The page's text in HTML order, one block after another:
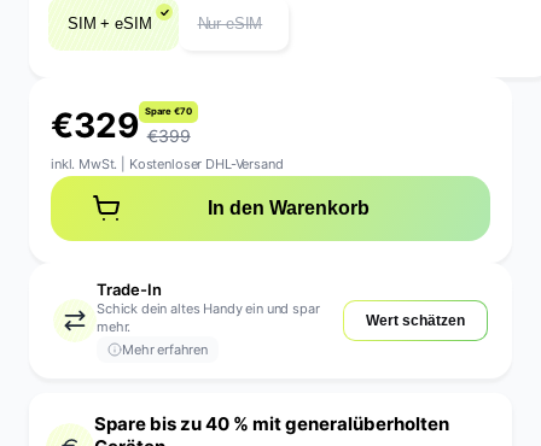
€329 Spare €70
€399
inkl. MwSt. Kostenloser DHL-Versand
In den Warenkorb
Trade-In
Mehr erfahren
Schick dein altes Handy ein und spar
mehr.
Wert schätzen
SIM + eSIM Nur eSIM
Spare bis zu 40 % mit generalüberholten